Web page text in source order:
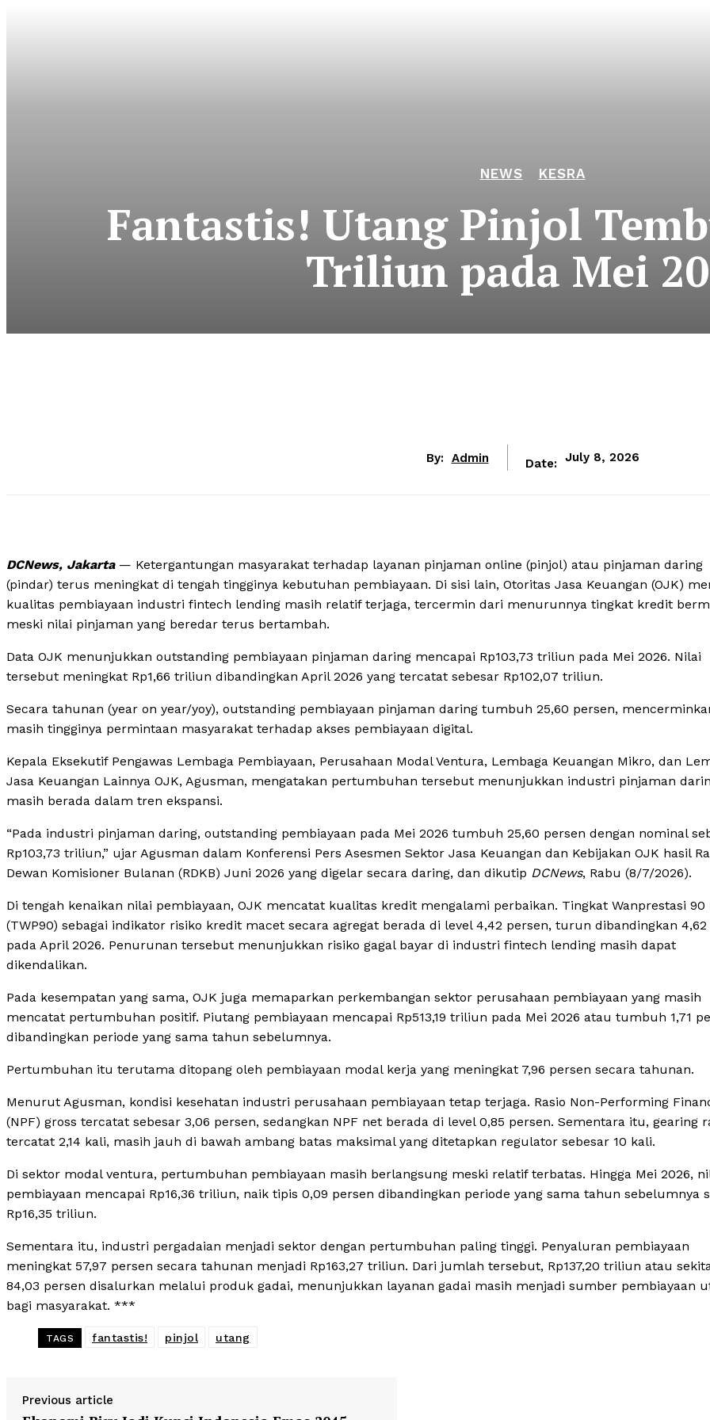
NEWS KESRA
Fantastis! Utang Pinjol
Triliun pada Mei
By: Admin Date: July 8, 2026
DCNews, Jakarta— Ketergantungan masyarakat terhadap layanan pinjaman online (pinjol) atau pinjaman daring
(pindar) terus meningkat di tengah tingginya kebutuhan pembiayaan. Di sisi lain, Otoritas Jasa Keuangan (OJK)
kualitas pembiayaan industri fintech lending masih relatif terjaga, tercermin dari menurunnya tingkat kredit
meski nilai pinjaman yang beredar terus bertambah.
Data OJK menunjukkan outstanding pembiayaan pinjaman daring mencapai Rp103,73 triliun pada Mei 2026. Nilai
tersebut meningkat Rp1,66 triliun dibandingkan April 2026 yang tercatat sebesar Rp102,07 triliun.
Secara tahunan (year on year/yoy), outstanding pembiayaan pinjaman daring tumbuh 25,60 persen,
masih tingginya permintaan masyarakat terhadap akses pembiayaan digital.
Kepala Eksekutif Pengawas Lembaga Pembiayaan, Perusahaan Modal Ventura, Lembaga Keuangan Mikro, dan
Jasa Keuangan Lainnya OJK, Agusman, mengatakan pertumbuhan tersebut menunjukkan industri pinjaman
masih berada dalam tren ekspansi.
“Pada industri pinjaman daring, outstanding pembiayaan pada Mei 2026 tumbuh 25,60 persen dengan nominal
Rp103,73 triliun,” ujar Agusman dalam Konferensi Pers Asesmen Sektor Jasa Keuangan dan Kebijakan OJK hasil
Dewan Komisioner Bulanan (RDKB) Juni 2026 yang digelar secara daring, dan dikutip DCNews, Rabu (8/7/2026).
Di tengah kenaikan nilai pembiayaan, OJK mencatat kualitas kredit mengalami perbaikan. Tingkat Wanprestasi 90
(TWP90) sebagai indikator risiko kredit macet secara agregat berada di level 4,42 persen, turun dibandingkan 4,62
pada April 2026. Penurunan tersebut menunjukkan risiko gagal bayar di industri fintech lending masih dapat
dikendalikan.
Pada kesempatan yang sama, OJK juga memaparkan perkembangan sektor perusahaan pembiayaan yang masih
mencatat pertumbuhan positif. Piutang pembiayaan mencapai Rp513,19 triliun pada Mei 2026 atau tumbuh 1,71
dibandingkan periode yang sama tahun sebelumnya.
Pertumbuhan itu terutama ditopang oleh pembiayaan modal kerja yang meningkat 7,96 persen secara tahunan.
Menurut Agusman, kondisi kesehatan industri perusahaan pembiayaan tetap terjaga. Rasio Non-Performing
(NPF) gross tercatat sebesar 3,06 persen, sedangkan NPF net berada di level 0,85 persen. Sementara itu, gearing
tercatat 2,14 kali, masih jauh di bawah ambang batas maksimal yang ditetapkan regulator sebesar 10 kali.
Di sektor modal ventura, pertumbuhan pembiayaan masih berlangsung meski relatif terbatas. Hingga Mei 2026,
pembiayaan mencapai Rp16,36 triliun, naik tipis 0,09 persen dibandingkan periode yang sama tahun sebelumnya
Rp16,35 triliun.
Sementara itu, industri pergadaian menjadi sektor dengan pertumbuhan paling tinggi. Penyaluran pembiayaan
meningkat 57,97 persen secara tahunan menjadi Rp163,27 triliun. Dari jumlah tersebut, Rp137,20 triliun atau
84,03 persen disalurkan melalui produk gadai, menunjukkan layanan gadai masih menjadi sumber pembiayaan
bagi masyarakat. ***
TAGS fantastis! pinjol utang
Previous article